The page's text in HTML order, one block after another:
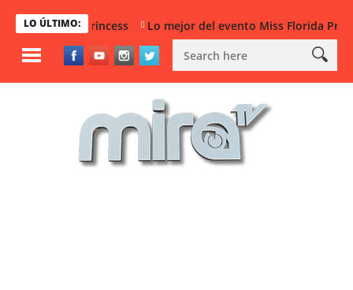
LO ÚLTIMO:
Florida Princess Lo mejor del evento Miss Florida Princess